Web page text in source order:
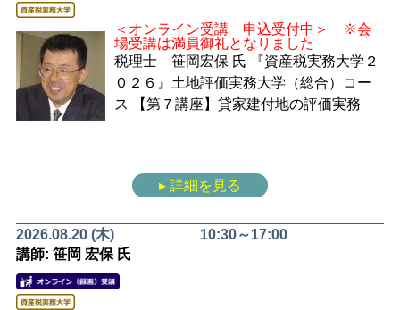
＜オンライン受講 申込受付中＞ ※会
場受講は満員御礼となりました
税理士 笹岡宏保 氏 『資産税実務大学２
０２６』土地評価実務大学（総合）コー
ス 【第７講座】貸家建付地の評価実務
▸ 詳細を見る
2026.08.20 (木)
10:30～17:00
講師: 笹岡 宏保 氏